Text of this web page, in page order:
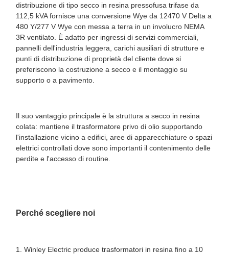
distribuzione di tipo secco in resina pressofusa trifase da
112,5 kVA fornisce una conversione Wye da 12470 V Delta a
480 Y/277 V Wye con messa a terra in un involucro NEMA
3R ventilato. È adatto per ingressi di servizi commerciali,
pannelli dell'industria leggera, carichi ausiliari di strutture e
punti di distribuzione di proprietà del cliente dove si
preferiscono la costruzione a secco e il montaggio su
supporto o a pavimento.
Il suo vantaggio principale è la struttura a secco in resina
colata: mantiene il trasformatore privo di olio supportando
l'installazione vicino a edifici, aree di apparecchiature o spazi
elettrici controllati dove sono importanti il ​​contenimento delle
perdite e l'accesso di routine.
Perché scegliere noi
1. Winley Electric produce trasformatori in resina fino a 10